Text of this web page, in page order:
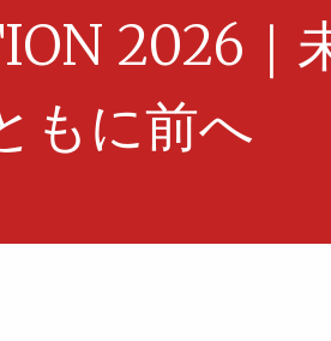
2026｜
もに前へ